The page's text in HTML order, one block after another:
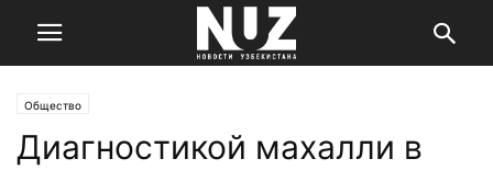
Общество
Диагностикой махалли в